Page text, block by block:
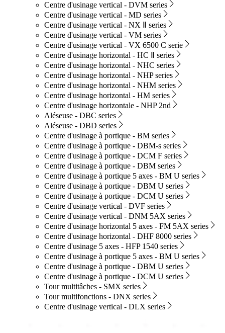
Centre d'usinage vertical - DVM series
Centre d'usinage vertical - MD series
Centre d'usinage vertical - NX Ⅱ series
Centre d'usinage vertical - VM series
Centre d'usinage vertical - VX 6500 C serie
Centre d'usinage horizontal - HC Ⅱ series
Centre d'usinage horizontal - NHC series
Centre d'usinage horizontal - NHP series
Centre d'usinage horizontal - NHM series
Centre d'usinage horizontal - HM series
Centre d'usinage horizontale - NHP 2nd
Aléseuse - DBC series
Aléseuse - DBD series
Centre d'usinage à portique - BM series
Centre d'usinage à portique - DBM-s series
Centre d'usinage à portique - DCM F series
Centre d'usinage à portique - DBM series
Centre d'usinage à portique 5 axes - BM U series
Centre d'usinage à portique - DBM U series
Centre d'usinage à portique - DCM U series
Centre d'usinage vertical - DVF series
Centre d'usinage vertical - DNM 5AX series
Centre d'usinage horizontal 5 axes - FM 5AX series
Centre d'usinage horizontal - DHF 8000 series
Centre d'usinage 5 axes - HFP 1540 series
Centre d'usinage à portique 5 axes - BM U series
Centre d'usinage à portique - DBM U series
Centre d'usinage à portique - DCM U series
Tour multitâches - SMX series
Tour multifonctions - DNX series
Centre d'usinage vertical - DLX series